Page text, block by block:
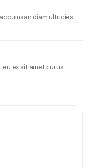
diam ultricies
eu ex sit amet purus